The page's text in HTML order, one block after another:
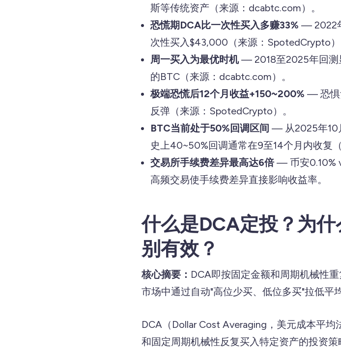
斯等传统资产（来源：dcabtc.com）。
恐慌期DCA比一次性买入多赚33% — 2022
次性买入$43,000（来源：SpotedCrypto）
周一买入为最优时机— 2018至2025年回测
的BTC（来源：dcabtc.com）。
极端恐慌后12个月收益+150~200% — 恐惧
反弹（来源：SpotedCrypto）。
BTC当前处于50%回调区间 — 从2025年10
史上40~50%回调通常在9至14个月内收复
交易所手续费差异最高达6倍— 币安0.10%
高频交易使手续费差异直接影响收益率。
什么是DCA定投？为
别有效？
核心摘要： DCA即按固定金额和周期机械性
市场中通过自动"高位少买、低位多买"拉低平
DCA（Dollar Cost Averaging，美元成本平
和固定周期机械性反复买入特定资产的投资